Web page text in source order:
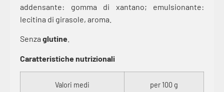
addensante: gomma di xantano; emulsionante:
lecitina di girasole, aroma.
Senza glutine
Caratteristiche nutrizionali
Valori medi per 100 g